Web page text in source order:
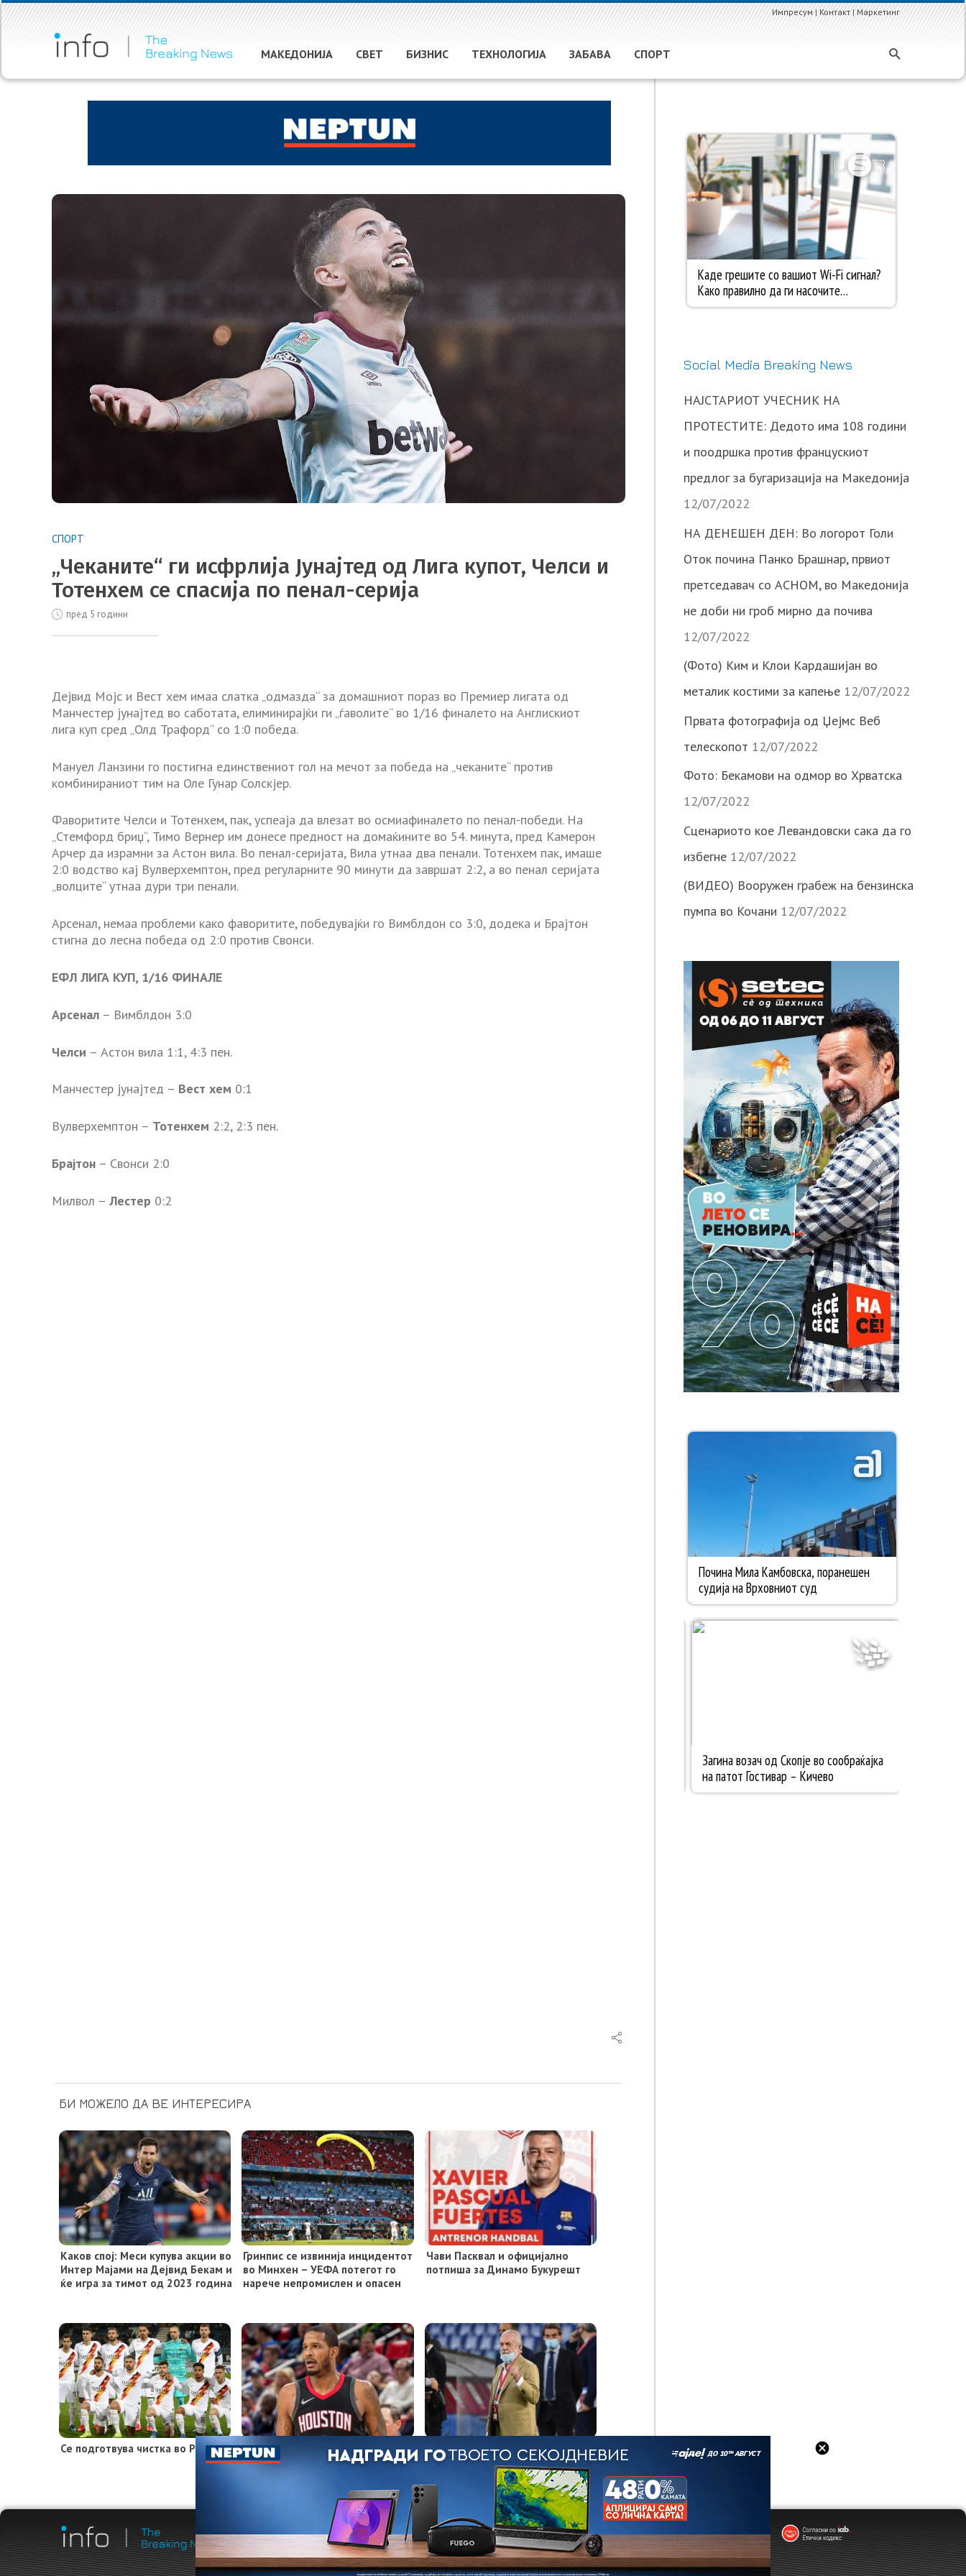
Импресум|Контакт|Маркетинг
МАКЕДОНИЈА СВЕТ БИЗНИС ТЕХНОЛОГИЈА ЗАБАВА СПОРТ
СПОРТ
„Чеканите“ ги исфрлија Јунајтед од Лига купот, Челси и
Тотенхем се спасија по пенал-серија
пред 5 години
Дејвид Мојс и Вест хем имаа слатка „одмазда“ за домашниот пораз во Премиер лигата од
Манчестер јунајтед во саботата, елиминирајќи ги „ѓаволите“ во 1/16 финалето на Англискиот
лига куп сред „Олд Трафорд“ со 1:0 победа.
Мануел Ланзини го постигна единствениот гол на мечот за победа на „чеканите“ против
комбинираниот тим на Оле Гунар Солскјер.
Фаворитите Челси и Тотенхем, пак, успеаја да влезат во осмиафиналето по пенал-победи. На
„Стемфорд бриџ“, Тимо Вернер им донесе предност на домаќините во 54. минута, пред Камерон
Арчер да израмни за Астон вила. Во пенал-серијата, Вила утнаа два пенали. Тотенхем пак, имаше
2:0 водство кај Вулверхемптон, пред регуларните 90 минути да завршат 2:2, а во пенал серијата
„волците“ утнаа дури три пенали.
Арсенал, немаа проблеми како фаворитите, победувајќи го Вимблдон со 3:0, додека и Брајтон
стигна до лесна победа од 2:0 против Свонси.
ЕФЛ ЛИГА КУП, 1/16 ФИНАЛЕ
Арсенал – Вимблдон 3:0
Челси – Астон вила 1:1, 4:3 пен.
Манчестер јунајтед – Вест хем 0:1
Вулверхемптон – Тотенхем 2:2, 2:3 пен.
Брајтон – Свонси 2:0
Милвол – Лестер 0:2
БИ МОЖЕЛО ДА ВЕ ИНТЕРЕСИРА
Каков спој: Меси купува акции во
Интер Мајами на Дејвид Бекам и
ќе игра за тимот од 2023 година
Гринпис се извинија инцидентот
во Минхен – УЕФА потегот го
нарече непромислен и опасен
Чави Пасквал и официјално
потпиша за Динамо Букурешт
Се подготвува чистка во Рома
НБА сезоната уште не е почната,
а веќе има нов рекордер
Де Лаурентис бара одложување
на репрезентативните
Social Media Breaking News
НАЈСТАРИОТ УЧЕСНИК НА
ПРОТЕСТИТЕ: Дедото има 108 години
и поодршка против францускиот
предлог за бугаризација на Македонија
12/07/2022
НА ДЕНЕШЕН ДЕН: Во логорот Голи
Оток почина Панко Брашнар, првиот
претседавач со АСНОМ, во Македонија
не доби ни гроб мирно да почива
12/07/2022
(Фото) Ким и Клои Кардашијан во
металик костими за капење 12/07/2022
Првата фотографија од Џејмс Веб
телескопот 12/07/2022
Фото: Бекамови на одмор во Хрватска
12/07/2022
Сценариото кое Левандовски сака да го
избегне 12/07/2022
(ВИДЕО) Вооружен грабеж на бензинска
пумпа во Кочани 12/07/2022
МАРКЕТИНГ КОНТАКТ ИМПРЕСУМ
Copyright © 2021 - Member of IAB Macedonia | Member of Clip Media group